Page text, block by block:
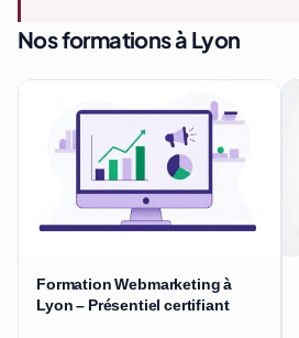
Nos formations à Lyon
Formation Webmarketing à
Lyon – Présentiel certifiant